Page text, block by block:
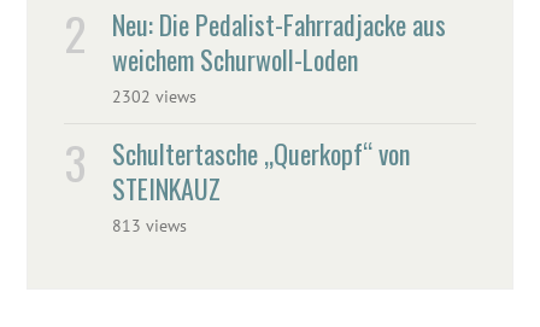
Neu: Die Pedalist-Fahrradjacke aus
weichem Schurwoll-Loden
2302 views
Schultertasche „Querkopf“ von
STEINKAUZ
813 views